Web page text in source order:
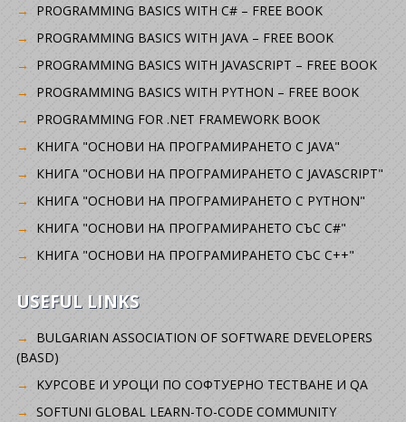
PROGRAMMING BASICS WITH C# – FREE BOOK
PROGRAMMING BASICS WITH JAVA – FREE BOOK
PROGRAMMING BASICS WITH JAVASCRIPT – FREE BOOK
PROGRAMMING BASICS WITH PYTHON – FREE BOOK
PROGRAMMING FOR .NET FRAMEWORK BOOK
КНИГА "ОСНОВИ НА ПРОГРАМИРАНЕТО С JAVA"
КНИГА "ОСНОВИ НА ПРОГРАМИРАНЕТО С JAVASCRIPT"
КНИГА "ОСНОВИ НА ПРОГРАМИРАНЕТО С PYTHON"
КНИГА "ОСНОВИ НА ПРОГРАМИРАНЕТО СЪС C#"
КНИГА "ОСНОВИ НА ПРОГРАМИРАНЕТО СЪС C++"
USEFUL LINKS
BULGARIAN ASSOCIATION OF SOFTWARE DEVELOPERS
(BASD)
KУРСОВЕ И УРОЦИ ПО СОФТУЕРНО ТЕСТВАНЕ И QA
SOFTUNI GLOBAL LEARN-TO-CODE COMMUNITY